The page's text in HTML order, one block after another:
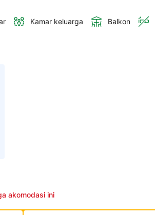
Kamar keluarga Balkon
akomodasi ini